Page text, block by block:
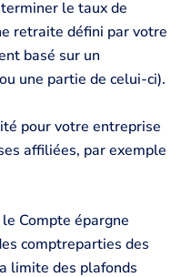
le taux de
retraite défini par votre
basé sur un
une partie de celui-ci).
pour votre entreprise
affiliées, par exemple
Compte épargne
comptreparties des
limite des plafonds